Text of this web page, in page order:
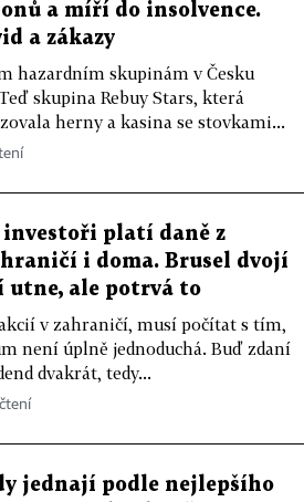
a míří do insolvence.
a zákazy
hazardním skupinám v Česku
skupina Rebuy Stars, která
herny a kasina se stovkami...
platí daně z
i doma. Brusel dvojí
utne, ale potrvá to
v zahraničí, musí počítat s tím,
není úplně jednoduchá. Buď zdaní
dvakrát, tedy...
jednají podle nejlepšího